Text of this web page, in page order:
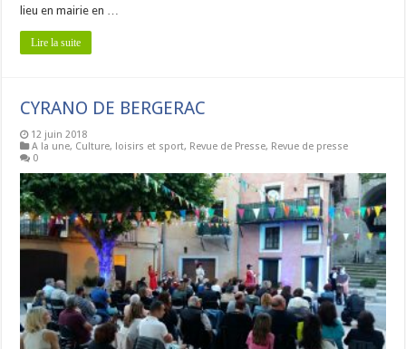
lieu en mairie en …
Lire la suite
CYRANO DE BERGERAC
12 juin 2018
A la une, Culture, loisirs et sport, Revue de Presse, Revue de presse
0